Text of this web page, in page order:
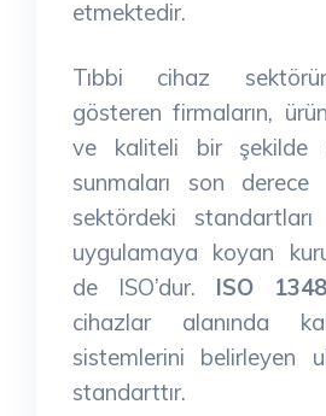
etmektedir.
Tıbbi cihaz
gösteren firmaların,
ve kaliteli bir şekilde
sunmaları son derece
sektördeki
uygulamaya koyan
de ISO’dur. ISO
cihazlar alanında
sistemlerini belirleyen
standarttır.